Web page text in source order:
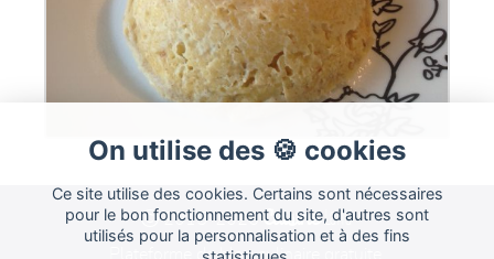
On utilise des 🍪 cookies
Ce site utilise des cookies. Certains sont nécessaires
pour le bon fonctionnement du site, d'autres sont
utilisés pour la personnalisation et à des fins
2015-2026CuisineLand
Plateforme de blog culinaire gratuite.